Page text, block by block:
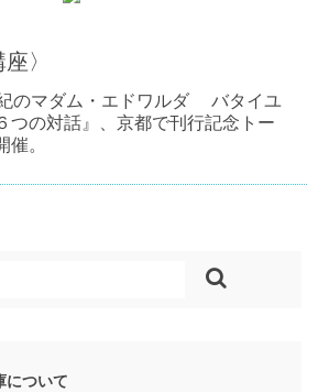
〉
のマダム・エドワルダ バタイユ
つの対話』、京都で刊行記念トー
催。
について